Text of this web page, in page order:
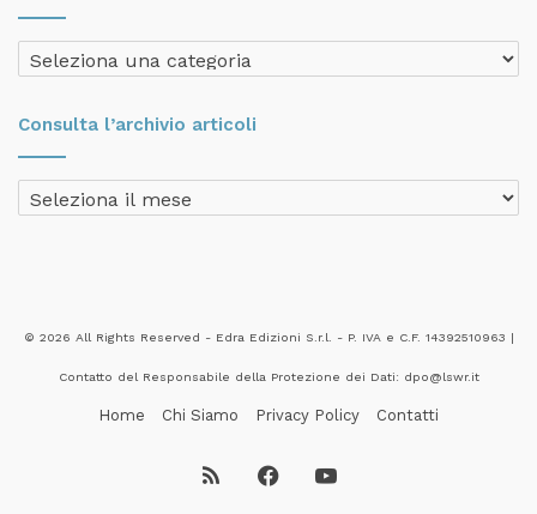
Consulta
l’archivio
Consulta l’archivio articoli
Consulta
l’archivio
© 2026 All Rights Reserved - Edra Edizioni S.r.l. - P. IVA e C.F. 14392510963 |
Contatto del Responsabile della Protezione dei Dati: dpo@lswr.it
Home Chi Siamo Privacy Policy Contatti
RSS FacebookYouTube